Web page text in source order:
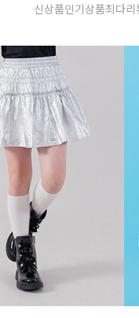
신상품인기상품최다리